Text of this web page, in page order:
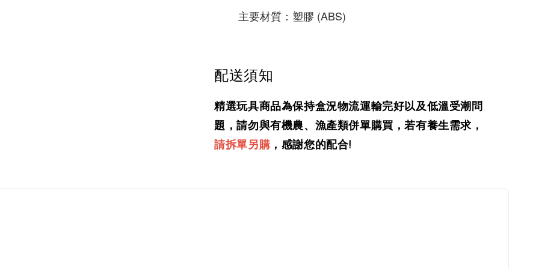
主要材質：塑膠 (ABS)
配送須知
精選玩具商品為保持盒況物流運輸完好以及低溫受潮問
題，請勿與有機農、漁產類併單購買，若有養生需求，
請拆單另購 ，感謝您的配合!